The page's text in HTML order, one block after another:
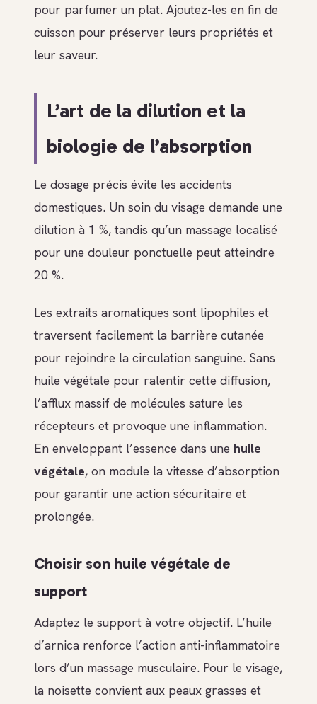
pour parfumer un plat. Ajoutez-les en fin de
cuisson pour préserver leurs propriétés et
leur saveur.
L’art de la dilution et la
biologie de l’absorption
Le dosage précis évite les accidents
domestiques. Un soin du visage demande une
dilution à 1 %, tandis qu’un massage localisé
pour une douleur ponctuelle peut atteindre
20 %.
Les extraits aromatiques sont lipophiles et
traversent facilement la barrière cutanée
pour rejoindre la circulation sanguine. Sans
huile végétale pour ralentir cette diffusion,
l’afflux massif de molécules sature les
récepteurs et provoque une inflammation.
En enveloppant l’essence dans une huile
végétale, on module la vitesse d’absorption
pour garantir une action sécuritaire et
prolongée.
Choisir son huile végétale de
support
Adaptez le support à votre objectif. L’huile
d’arnica renforce l’action anti-inflammatoire
lors d’un massage musculaire. Pour le visage,
la noisette convient aux peaux grasses et